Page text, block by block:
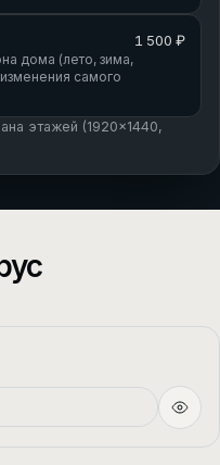
1 500 ₽
дома (лето, зима,
самого
этажей (1920×1440,